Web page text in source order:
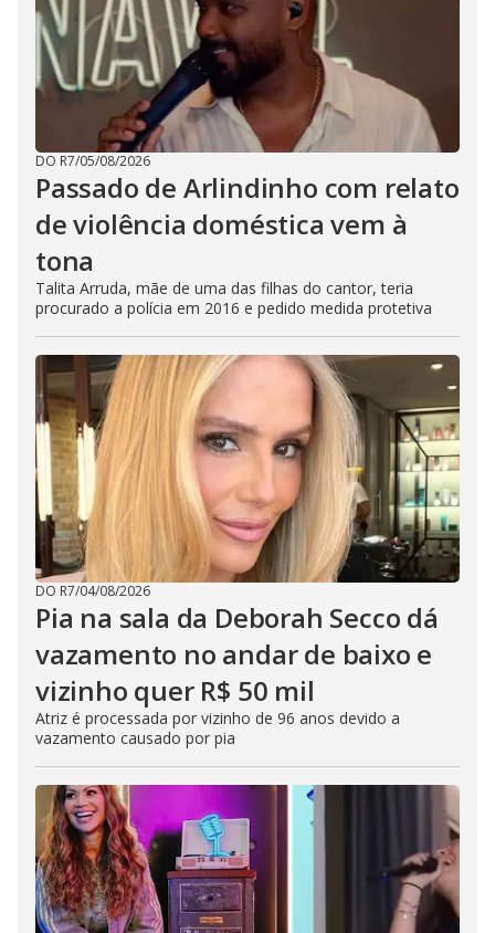
DO R7/05/08/2026
Passado de Arlindinho com relato
de violência doméstica vem à
tona
Talita Arruda, mãe de uma das filhas do cantor, teria
procurado a polícia em 2016 e pedido medida protetiva
DO R7/04/08/2026
Pia na sala da Deborah Secco dá
vazamento no andar de baixo e
vizinho quer R$ 50 mil
Atriz é processada por vizinho de 96 anos devido a
vazamento causado por pia